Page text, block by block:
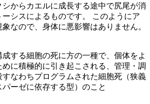
からカエルに成長する途中で尻尾が消
シスによるものです。 このようにア
なので、身体に悪影響はありません。
する細胞の死に方の一種で、個体をよ
めに積極的に引き起こされる、管理・調
なわちプログラムされた細胞死（狭義
ーゼに依存する型）のこと